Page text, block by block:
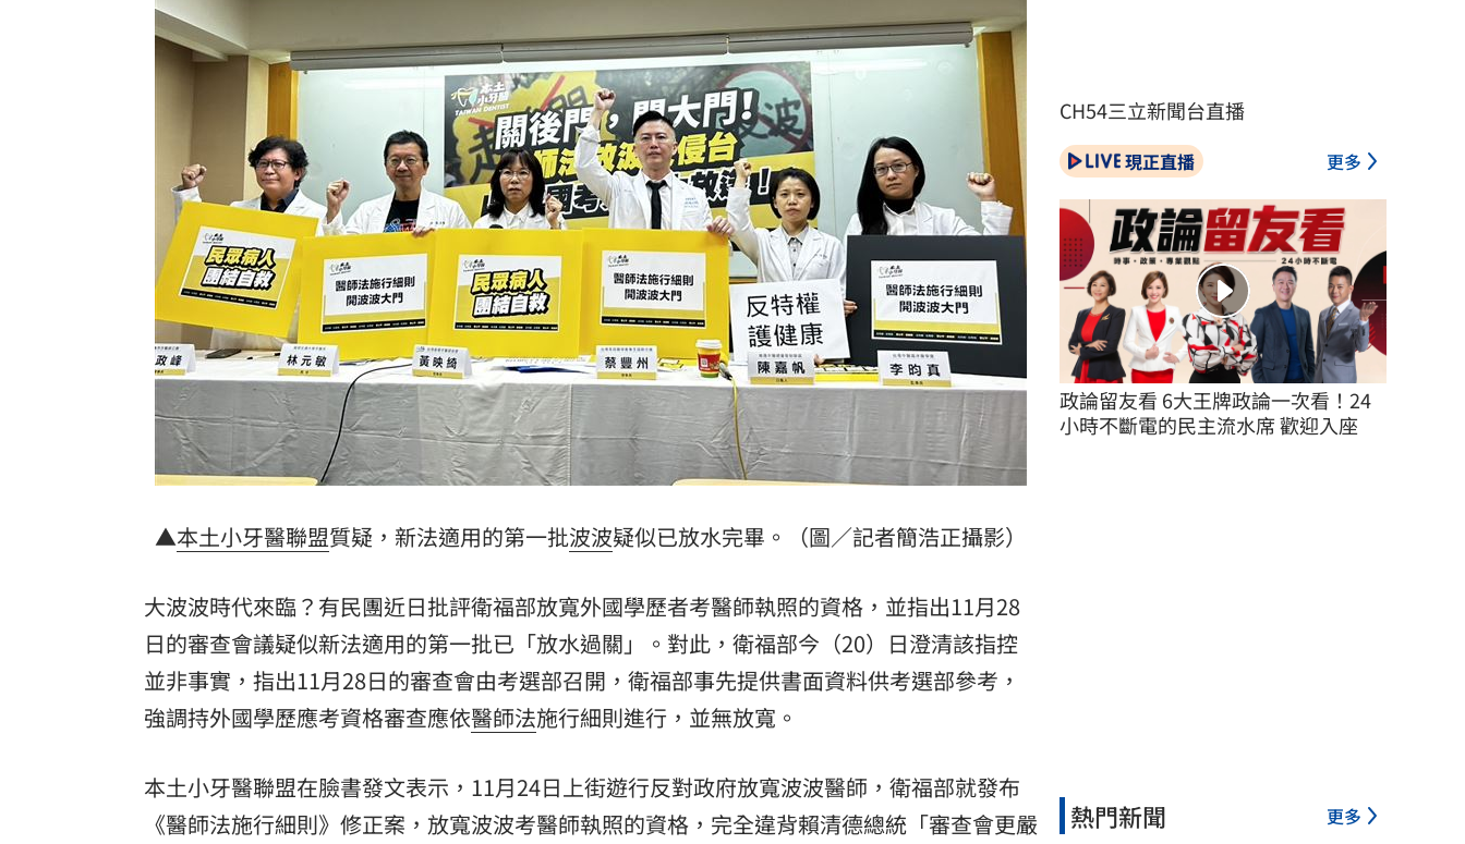
白海豚恐發陸警？專家曝暴風圈觸陸2關鍵
網紅肥大叔猝逝！網淚：一直覺得怪 06:07
白海豚最快今發海警！專家曝停班停課機率 06:06
「這10檔」領漲狂飆！海外ETF反攻 06:05
台灣彩券開獎直播中 20:31
LIVE三立+24小時直播 15:27
三立iNEWS新聞台線上直播 18:00
理想混蛋號召粉絲跨海追星吃美食！ 18:15
▲本土小牙醫聯盟質疑，新法適用的第一批波波疑似已放水完畢。（圖／記者簡浩正攝影）
大波波時代來臨？有民團近日批評衛福部放寬外國學歷者考醫師執照的資格，並指出11月28
日的審查會議疑似新法適用的第一批已「放水過關」。對此，衛福部今（20）日澄清該指控
並非事實，指出11月28日的審查會由考選部召開，衛福部事先提供書面資料供考選部參考，
強調持外國學歷應考資格審查應依醫師法施行細則進行，並無放寬。
本土小牙醫聯盟在臉書發文表示，11月24日上街遊行反對政府放寬波波醫師，衛福部就發布
《醫師法施行細則》修正案，放寬波波考醫師執照的資格，完全違背賴清德總統「審查會更嚴
CH54三立新聞台直播
現正直播 更多
政論留友看 6大王牌政論一次看！24
小時不斷電的民主流水席 歡迎入座
熱門新聞 更多